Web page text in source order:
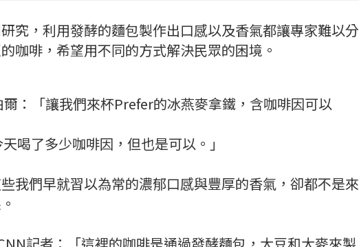
究，利用發酵的麵包製作出口感以及香氣都讓專家難以分
咖啡，希望用不同的方式解決民眾的困境。
：「讓我們來杯Prefer的冰燕麥拿鐵，含咖啡因可以
喝了多少咖啡因，但也是可以。」
我們早就習以為常的濃郁口感與豐厚的香氣，卻都不是來